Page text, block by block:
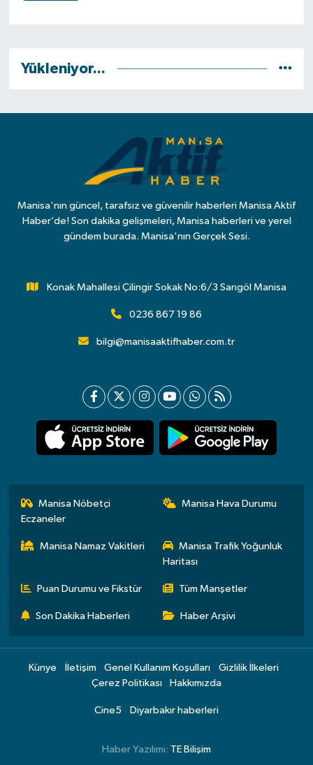
Yükleniyor...
Manisa'nın güncel, tarafsız ve güvenilir haberleri Manisa Aktif
Haber’de! Son dakika gelişmeleri, Manisa haberleri ve yerel
gündem burada. Manisa'nın Gerçek Sesi.
Konak Mahallesi Çilingir Sokak No:6/3 Sarıgöl Manisa
0236 867 19 86
bilgi@manisaaktifhaber.com.tr
Manisa Nöbetçi
Eczaneler
Manisa Hava Durumu
Manisa Namaz Vakitleri
Manisa Trafik Yoğunluk
Haritası
Puan Durumu ve Fikstür Tüm Manşetler
Son Dakika Haberleri Haber Arşivi
Künye İletişim Genel Kullanım Koşulları
Gizlilik İlkeleri
Çerez Politikası
Hakkımızda
Cine5 Diyarbakır haberleri
Haber Yazılımı: TE Bilişim